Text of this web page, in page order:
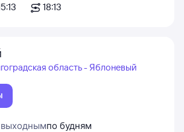
18:13
область - Яблоневый
по будням